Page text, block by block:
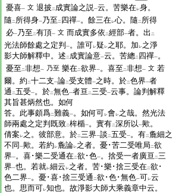
憂喜一 文 退披 二 成實論之説一云。苦樂在レ身。
隨 二 所得身一 乃至 二 四禪一。餘三在レ心。隨 二 所得
必一 乃至 二有頂一 文 而成實多依 二經部一者。出 二
光法師餘處之定判 一。誰可レ疑 レ之耶。加 レ之淨
影大師解釋中。述 二 成實論意一云。苦總二 四禪一。
憂至 二非想一 乃至 樂在二欲界一。喜至 二非想一 文 若
爾。約 二十二支一論二受支體一之時。於二色界一者
通 二五受一。於二無色一者亘 二三受一云事。論判解釋
其旨甚炳然也。如何
答。此事頗爲二難義一。如何可レ會レ之哉。然光法
師兩處之定判既致二桙楯一。實有二深所以一歟。
倩案レ之。彼部意。於二三界一談 二五受一。有二麁細之
不同 一歟。若約 レ麁論レ之者。憂･苦二受唯局 二欲
界一。喜･樂二受通在二欲･色一。捨受一者廣亘 二三
界一也。若就レ細云 レ之者。苦･樂･捨三受在二欲･
色二界一。憂･喜･捨三受通 二欲･色･無色一可レ云
也。思而可レ知也。故淨影大師大乘義章中云。